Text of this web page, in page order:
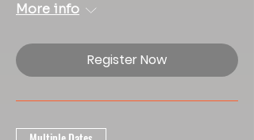
More info
Register Now